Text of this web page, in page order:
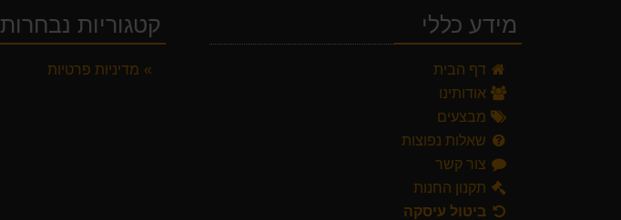
מידע כללי
דף הבית
אודותינו
מבצעים
שאלות נפוצות
צור קשר
תקנון החנות
ביטול עיסקה
קטגוריות נבחרות
מדיניות פרטיות